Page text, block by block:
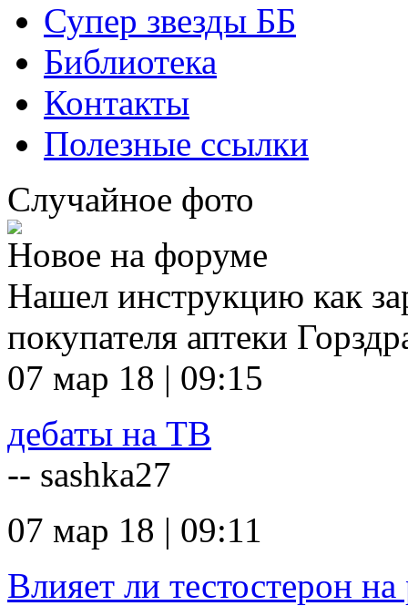
Супер звезды ББ
Библиотека
Контакты
Полезные ссылки
Случайное фото
Новое на форуме
Нашел инструкцию как
покупателя аптеки
07 мар 18 | 09:15
дебаты на ТВ
-- sashka27
07 мар 18 | 09:11
Влияет ли тестостерон на